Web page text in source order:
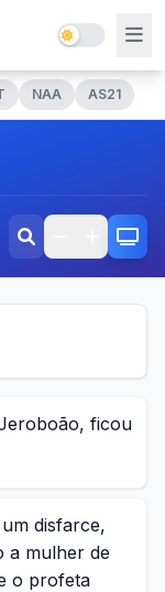
NAA AS21
ficou
disfarce,
a mulher de
o profeta